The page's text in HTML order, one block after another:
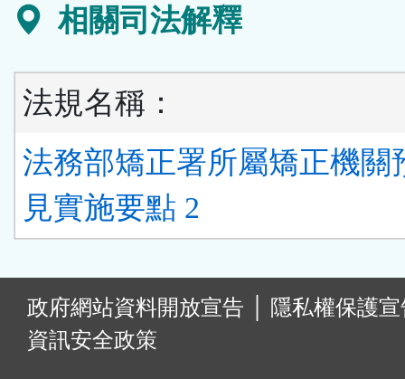
相關司法解釋
法規名稱：
法務部矯正署所屬矯正機關
見實施要點 2
政府網站資料開放宣告
隱私權保護
資訊安全政策